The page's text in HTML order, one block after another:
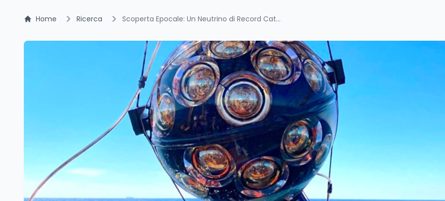
Home Ricerca Scoperta Epocale: Un Neutrino di Record Catturato da un Telescopio Sottomarino al Largo della Sicilia